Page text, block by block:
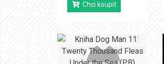
Chci koupit